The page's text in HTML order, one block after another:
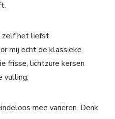
zelf het liefst
mij echt de klassieke
frisse, lichtzure kersen
vulling.
mee variëren. Denk